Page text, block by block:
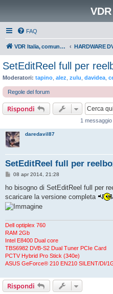
FAQ
VDR Italia, comunità italiana utilizzatori VDR HARDWARE
SetEditReel full per
Moderatori: tapino alez zulu davidea
Regole del forum
Rispondi
1 messaggio
daredavil87
SetEditReel full per
M
s
a
g
g
o
08 apr 2014, 21:28
ho bisogno di SetEditReel full per
scaricare la versione completa
Dell optiplex 760
RAM 2Gb
Intel E8400 Dual core
TBS6982 DVB-S2 Dual Tuner PCIe Card
PCTV Hybrid Pro Stick (340e)
ASUS GeForce® 210 EN210 SILENT/DI/
Rispondi